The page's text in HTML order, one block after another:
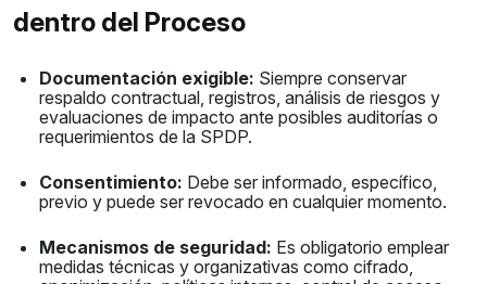
dentro del Proceso
Documentación exigible: Siempre conservar
respaldo contractual, registros, análisis de riesgos y
evaluaciones de impacto ante posibles auditorías o
requerimientos de la SPDP.
Consentimiento: Debe ser informado, específico,
previo y puede ser revocado en cualquier momento.
Mecanismos de seguridad: Es obligatorio emplear
medidas técnicas y organizativas como cifrado,